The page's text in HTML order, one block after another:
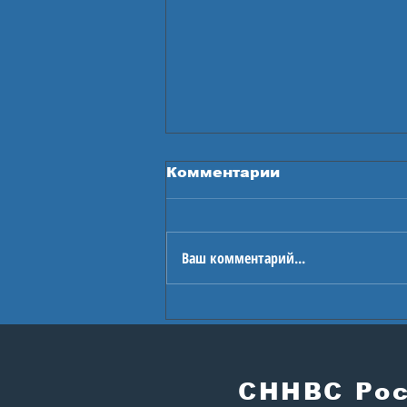
Игры будущего
Комментарии
Ваш комментарий...
СННВС